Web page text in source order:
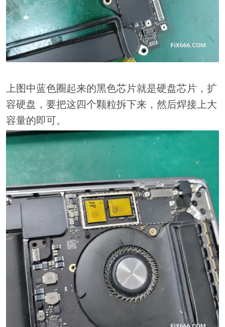
上图中蓝色圈起来的黑色芯片就是硬盘芯片，扩
容硬盘，要把这四个颗粒拆下来，然后焊接上大
容量的即可。